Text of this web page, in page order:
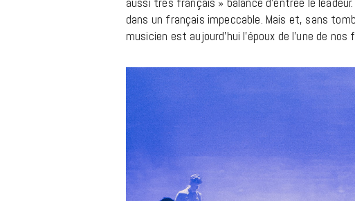
dans un français impeccable. Mais et, sans
musicien est aujourd’hui l’époux de l’une de